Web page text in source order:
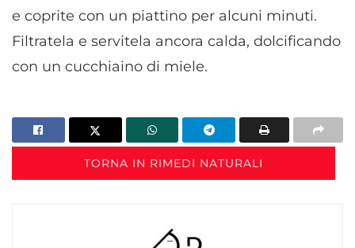
e coprite con un piattino per alcuni minuti.
Filtratela e servitela ancora calda, dolcificando
con un cucchiaino di miele.
TORNA IN RIMEDI NATURALI